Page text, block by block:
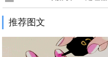
推荐图文